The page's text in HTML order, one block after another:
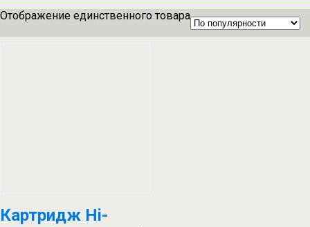
Отображение единственного товара
Картридж Hi-